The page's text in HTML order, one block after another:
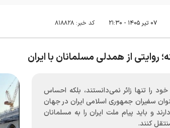
۰۷ تير ۱۴۰۵ - ۲۱:۳۰ کد خبر: ۸۱۸۸۲۸
روایتی از همدلی مسلمانان با ایران
را تنها زائر نمی‌دانستند، بلکه احساس
سفیران جمهوری اسلامی ایران در جهان
و باید پیام ملت ایران را به مسلمانان
کنند.